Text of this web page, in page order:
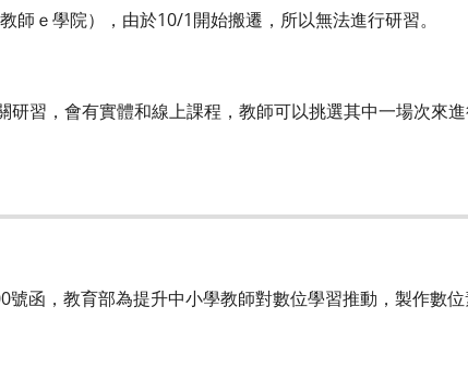
師ｅ學院），由於10/1開始搬遷，所以無法進行研習。
研習，會有實體和線上課程，教師可以挑選其中一場次來
函，教育部為提升中小學教師對數位學習推動，製作數